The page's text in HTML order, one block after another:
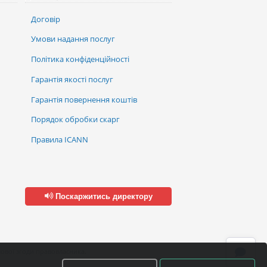
Договір
Умови надання послуг
Політика конфіденційності
Гарантія якості послуг
Гарантія повернення коштів
Порядок обробки скарг
Правила ICANN
Поскаржитись директору